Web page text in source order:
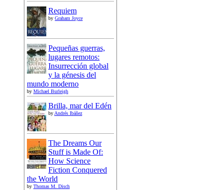
Requiem
by Graham Joyce
Pequeñas guerras,
lugares remotos:
Insurrección global
y la génesis del
mundo moderno
by Michael Burleigh
Brilla, mar del Edén
byAndrés Ibáñez
The Dreams Our
Stuff is Made Of:
How Science
Fiction Conquered
the World
by Thomas M. Disch